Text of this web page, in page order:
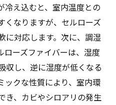
冷え込むと、室内温度との
くなりますが、セルローズ
に対応します。次に、調湿
ローズファイバーは、湿度
収し、逆に湿度が低くなる
ックな性質により、室内環
き、カビやシロアリの発生